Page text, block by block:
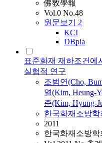
佛敎學報
Vol.0 No.48
원문보기 2
KCI
DBpia
표준화재 재하조건에
실험적 연구
조범연(Cho,
열(Kim, Heung-
준(Kim, Hyung-
한국화재소방학
2011
한국화재소방